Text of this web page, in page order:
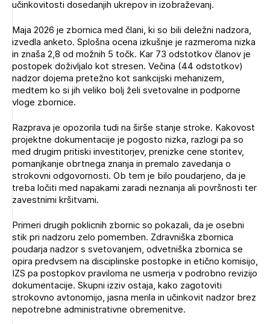
učinkovitosti dosedanjih ukrepov in izobraževanj.
Maja 2026 je zbornica med člani, ki so bili deležni nadzora,
izvedla anketo. Splošna ocena izkušnje je razmeroma nizka
in znaša 2,8 od možnih 5 točk. Kar 73 odstotkov članov je
postopek doživljalo kot stresen. Večina (44 odstotkov)
nadzor dojema pretežno kot sankcijski mehanizem,
medtem ko si jih veliko bolj želi svetovalne in podporne
vloge zbornice.
Razprava je opozorila tudi na širše stanje stroke. Kakovost
projektne dokumentacije je pogosto nizka, razlogi pa so
med drugim pritiski investitorjev, prenizke cene storitev,
pomanjkanje obrtnega znanja in premalo zavedanja o
strokovni odgovornosti. Ob tem je bilo poudarjeno, da je
treba ločiti med napakami zaradi neznanja ali površnosti ter
zavestnimi kršitvami.
Primeri drugih poklicnih zbornic so pokazali, da je osebni
stik pri nadzoru zelo pomemben. Zdravniška zbornica
poudarja nadzor s svetovanjem, odvetniška zbornica se
opira predvsem na disciplinske postopke in etično komisijo,
IZS pa postopkov praviloma ne usmerja v podrobno revizijo
dokumentacije. Skupni izziv ostaja, kako zagotoviti
strokovno avtonomijo, jasna merila in učinkovit nadzor brez
nepotrebne administrativne obremenitve.
NAPREJ